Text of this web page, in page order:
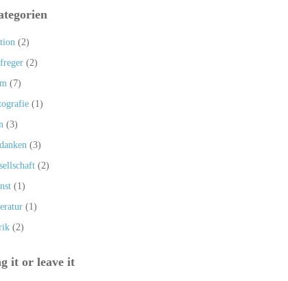
(2)
(2)
(7)
(1)
(3)
(3)
(2)
(1)
(1)
(2)
it or leave it